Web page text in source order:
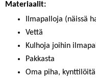
Materiaalit:
Ilmapalloja (näissä
Vettä
Kulhoja joihin
Pakkasta
Oma piha, kynttilöitä